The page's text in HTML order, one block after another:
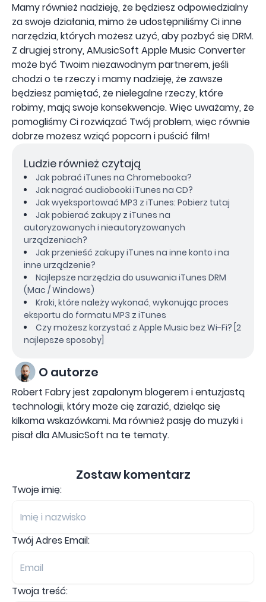
Mamy również nadzieję, że będziesz odpowiedzialny
za swoje działania, mimo że udostępniliśmy Ci inne
narzędzia, których możesz użyć, aby pozbyć się DRM.
Z drugiej strony, AMusicSoft Apple Music Converter
może być Twoim niezawodnym partnerem, jeśli
chodzi o te rzeczy i mamy nadzieję, że zawsze
będziesz pamiętać, że nielegalne rzeczy, które
robimy, mają swoje konsekwencje. Więc uważamy, że
pomogliśmy Ci rozwiązać Twój problem, więc równie
dobrze możesz wziąć popcorn i puścić film!
Ludzie również czytają
Jak pobrać iTunes na Chromebooka?
Jak nagrać audiobooki iTunes na CD?
Jak wyeksportować MP3 z iTunes: Pobierz tutaj
Jak pobierać zakupy z iTunes na
autoryzowanych i nieautoryzowanych
urządzeniach?
Jak przenieść zakupy iTunes na inne konto i na
inne urządzenie?
Najlepsze narzędzia do usuwania iTunes DRM
(Mac / Windows)
Kroki, które należy wykonać, wykonując proces
eksportu do formatu MP3 z iTunes
Czy możesz korzystać z Apple Music bez Wi-Fi? [2
najlepsze sposoby]
O autorze
Robert Fabry jest zapalonym blogerem i entuzjastą
technologii, który może cię zarazić, dzieląc się
kilkoma wskazówkami. Ma również pasję do muzyki i
pisał dla AMusicSoft na te tematy.
Zostaw komentarz
Twoje imię:
Twój Adres Email:
Twoja treść: